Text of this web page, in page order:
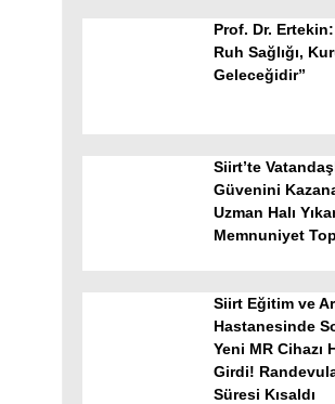
Prof. Dr. Ertekin:
Ruh Sağlığı,
Geleceğidir”
Siirt’te
Güvenini
Uzman Halı
Memnuniyet
Siirt Eğitim ve
Hastanesinde
Yeni MR Cihazı
Girdi!
Süresi Kısaldı